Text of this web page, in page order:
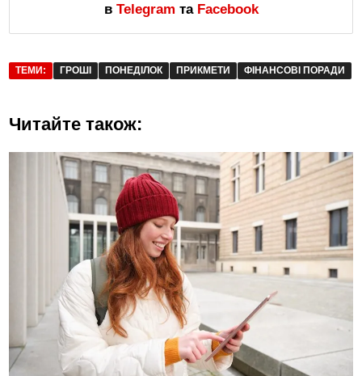
в Telegram та Facebook
ТЕМИ: ГРОШІ ПОНЕДІЛОК ПРИКМЕТИ ФІНАНСОВІ ПОРАДИ
Читайте також: